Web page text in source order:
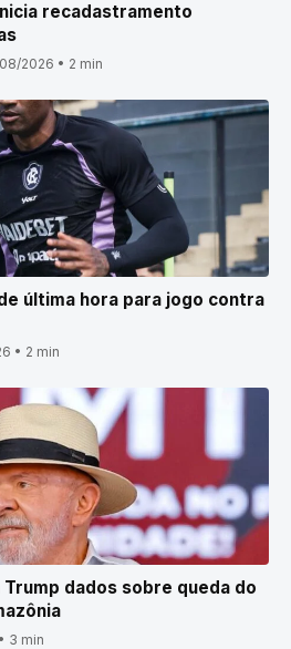
recadastramento
2026 • 2 min
última hora para jogo contra
• 2 min
Trump dados sobre queda do
• 3 min